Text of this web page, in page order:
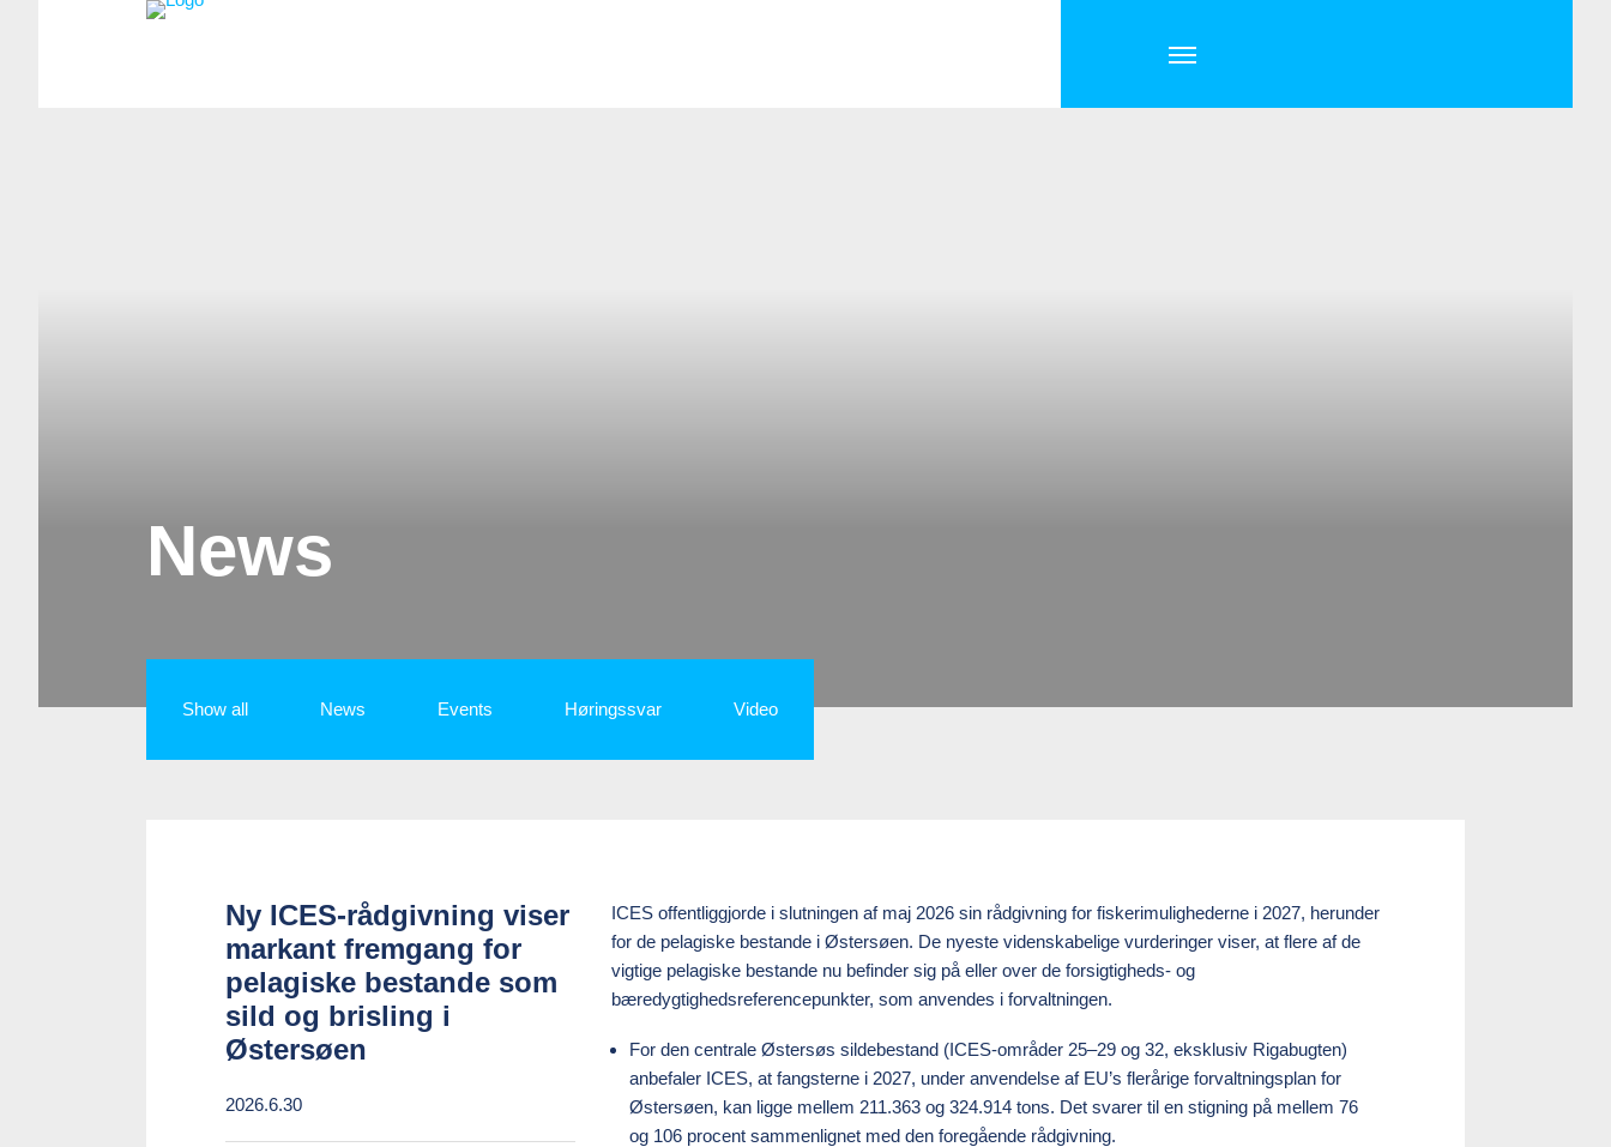
News
Show all News Events Høringssvar Video
Ny ICES-rådgivning viser
markant fremgang for
pelagiske bestande som
sild og brisling i
Østersøen
2026.6.30
ICES offentliggjorde i slutningen af maj 2026 sin rådgivning for fiskerimulighederne i 2027, herunder
for de pelagiske bestande i Østersøen. De nyeste videnskabelige vurderinger viser, at flere af de
vigtige pelagiske bestande nu befinder sig på eller over de forsigtigheds- og
bæredygtighedsreferencepunkter, som anvendes i forvaltningen.
For den centrale Østersøs sildebestand (ICES-områder 25–29 og 32, eksklusiv Rigabugten)
anbefaler ICES, at fangsterne i 2027, under anvendelse af EU’s flerårige forvaltningsplan for
Østersøen, kan ligge mellem 211.363 og 324.914 tons. Det svarer til en stigning på mellem 76
og 106 procent sammenlignet med den foregående rådgivning.